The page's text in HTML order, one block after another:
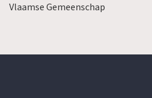
Vlaamse Gemeenschap